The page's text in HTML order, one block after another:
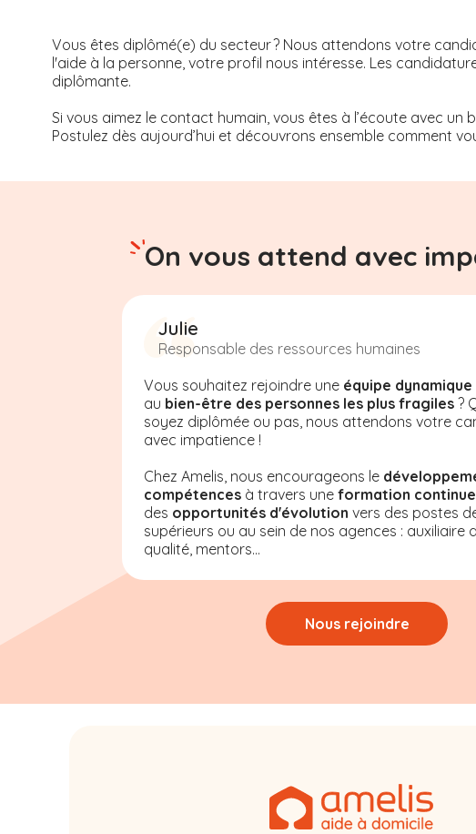
Vous êtes diplômé(e) du secteur ? Nous attendons votre
l'aide à la personne, votre profil nous intéresse. Les
diplômante.
Si vous aimez le contact humain, vous êtes à l’écoute avec
Postulez dès aujourd’hui et découvrons ensemble comment
On vous attend avec
Julie
Responsable des ressources humaines
Vous souhaitez rejoindre une équipe dynamique
au bien-être des personnes les plus fragiles ?
soyez diplômée ou pas, nous attendons votre
avec impatience !
Chez Amelis, nous encourageons le
compétences à travers une formation continue
des opportunités d'évolution vers des postes
supérieurs ou au sein de nos agences : auxiliaire
qualité, mentors...
Nous rejoindre